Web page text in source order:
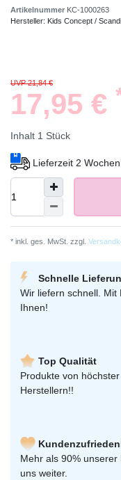
Artikelnummer KC-1000263
Hersteller: Kids Concept /
UVP 21,84 €
17,95 €
Inhalt 1 Stück
Lieferzeit 2
* inkl. ges. MwSt. zzgl.
Schnelle
Wir liefern schnell. Mit
Ihnen!
Top Qualität
Produkte von
Herstellern!!
Mehr als 90%
uns weiter.